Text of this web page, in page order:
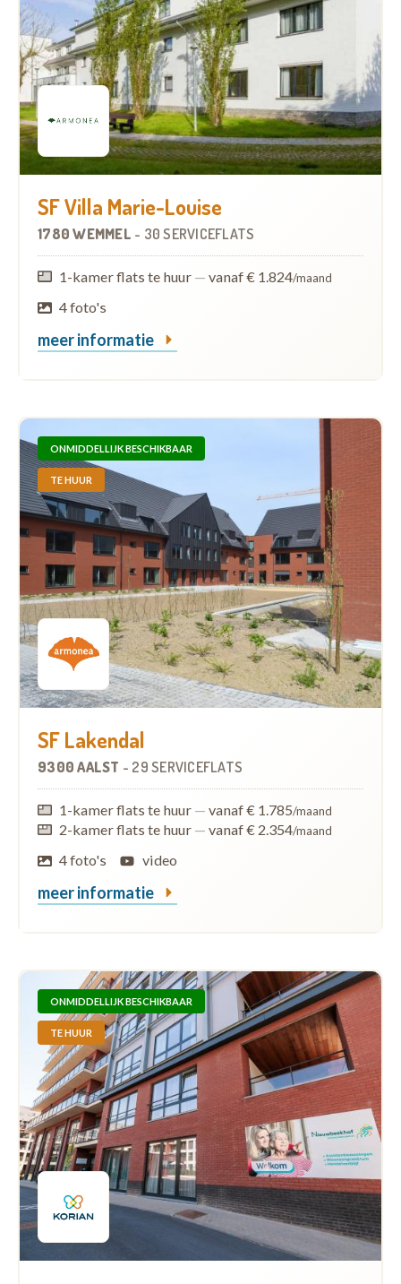
SF Villa Marie-Louise
1780 WEMMEL - 30 SERVICEFLATS
1-kamer flats te huur — vanaf € 1.824/maand
4 foto's
meer informatie
ONMIDDELLIJK BESCHIKBAAR
TE HUUR
SF Lakendal
9300 AALST - 29 SERVICEFLATS
1-kamer flats te huur — vanaf € 1.785/maand
2-kamer flats te huur — vanaf € 2.354/maand
4 foto's video
meer informatie
ONMIDDELLIJK BESCHIKBAAR
TE HUUR